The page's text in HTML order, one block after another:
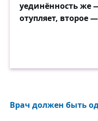
уединённость же
отупляет, второе
Врач должен быть